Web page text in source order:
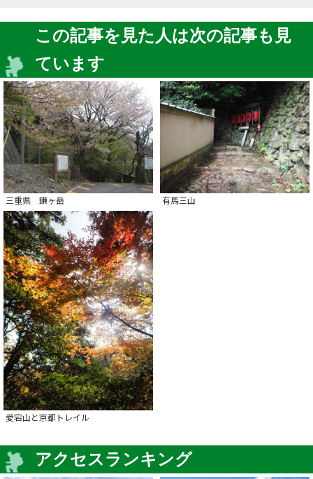
この記事を見た人は次の記事も見
ています
三重県 鎌ヶ岳 有馬三山
愛宕山と京都トレイル
アクセスランキング